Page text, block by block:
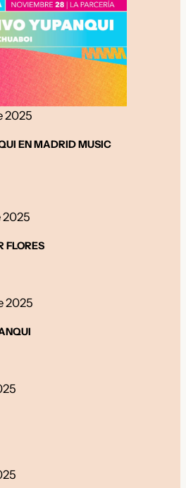
2025
EN MADRID MUSIC
2025
FLORES
2025